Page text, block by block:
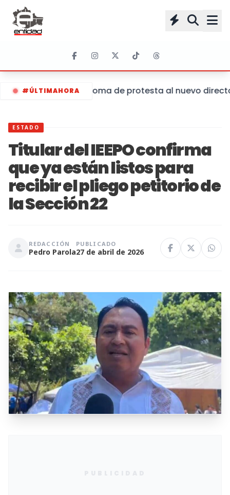
#ÚLTIMAHORA Toma de protesta al nuevo
ESTADO
Titular del IEEPO confirma
que ya están listos para
recibir el pliego petitorio de
la Sección 22
REDACCIÓN
Pedro Parola
PUBLICADO
27 de abril de 2026